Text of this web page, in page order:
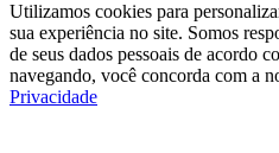
Utilizamos cookies para
sua experiência no site. Somos
de seus dados pessoais de acordo
navegando, você concorda com a
Privacidade